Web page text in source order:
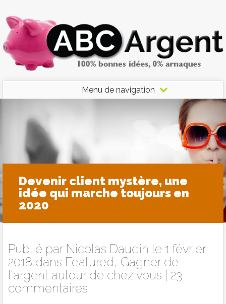
Menu de navigation
Devenir client mystère, une
idée qui marche toujours en
2020
Publié par Nicolas Daudin le 1 février
2018 dans Featured, Gagner de
l'argent autour de chez vous
23
commentaires